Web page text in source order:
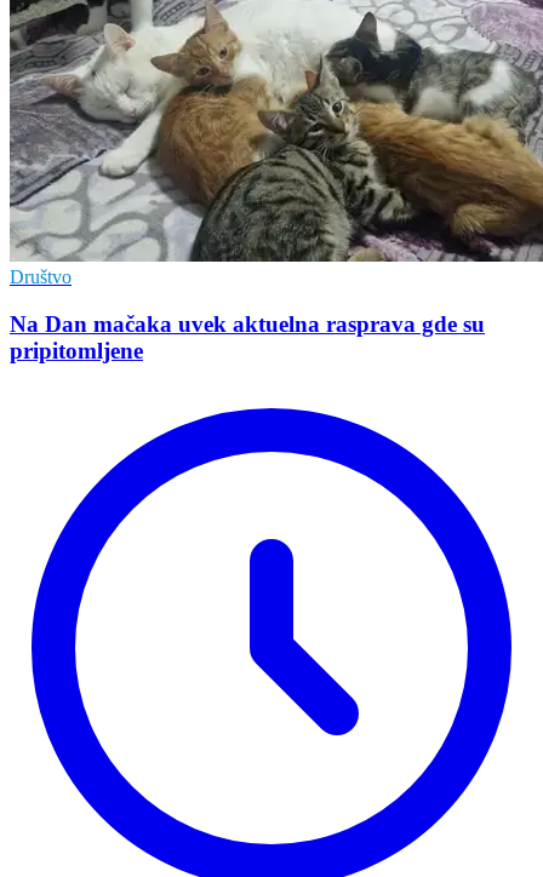
Društvo
Na Dan mačaka uvek aktuelna rasprava gde su
pripitomljene